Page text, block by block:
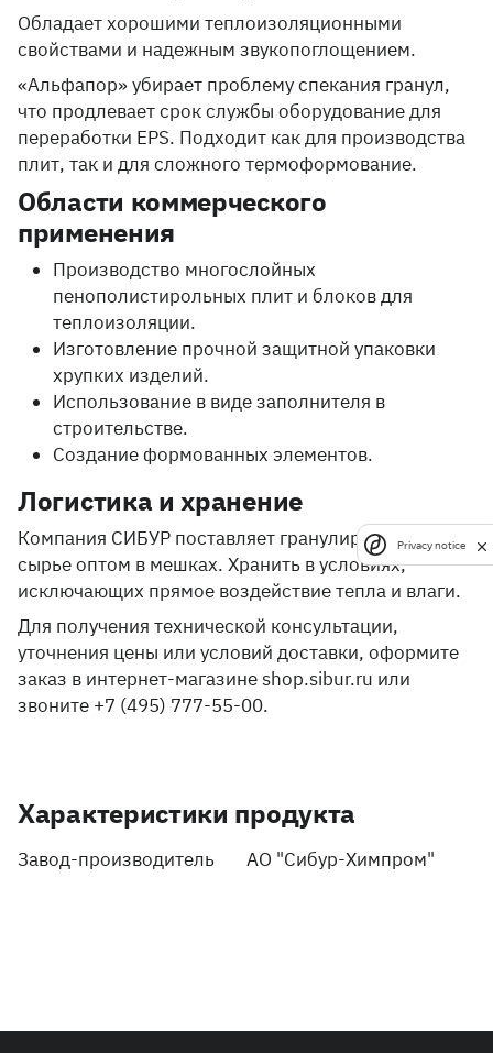
Обладает хорошими теплоизоляционными
свойствами и надежным звукопоглощением.
«Альфапор» убирает проблему спекания гранул,
что продлевает срок службы оборудование для
переработки EPS. Подходит как для производства
плит, так и для сложного термоформование.
Области коммерческого
применения
Производство многослойных
пенополистирольных плит и блоков для
теплоизоляции.
Изготовление прочной защитной упаковки
хрупких изделий.
Использование в виде заполнителя в
строительстве.
Создание формованных элементов.
Логистика и хранение
Компания СИБУР поставляет гранулированное
сырье оптом в мешках. Хранить в условиях,
исключающих прямое воздействие тепла и влаги.
Для получения технической консультации,
уточнения цены или условий доставки, оформите
заказ в интернет-магазине shop.sibur.ru или
звоните +7 (495) 777-55-00.
Характеристики продукта
Завод-производитель АО "Сибур-Химпром"
Privacy notice